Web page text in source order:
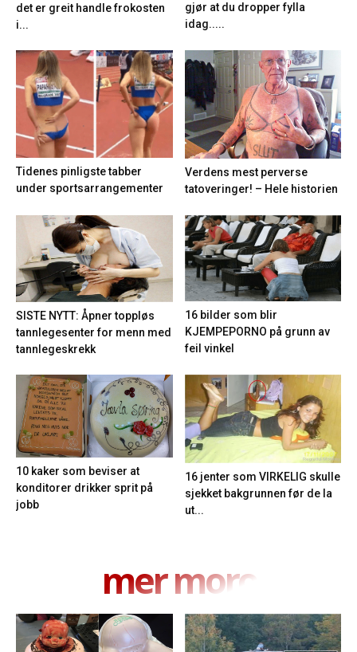
det er greit handle frokosten
i...
gjør at du dropper fylla
idag.....
Tidenes pinligste tabber
under sportsarrangementer
Verdens mest perverse
tatoveringer! – Hele historien
SISTE NYTT: Åpner toppløs
tannlegesenter for menn med
tannlegeskrekk
16 bilder som blir
KJEMPEPORNO på grunn av
feil vinkel
10 kaker som beviser at
konditorer drikker sprit på
jobb
16 jenter som VIRKELIG skulle
sjekket bakgrunnen før de la
ut...
mer moro